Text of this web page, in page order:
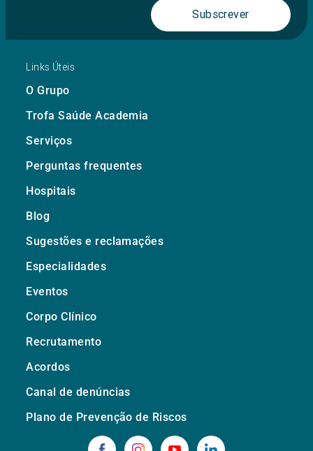
Subscrever
Links Úteis
O Grupo
Trofa Saúde Academia
Serviços
Perguntas frequentes
Hospitais
Blog
Sugestões e reclamações
Especialidades
Eventos
Corpo Clínico
Recrutamento
Acordos
Canal de denúncias
Plano de Prevenção de Riscos